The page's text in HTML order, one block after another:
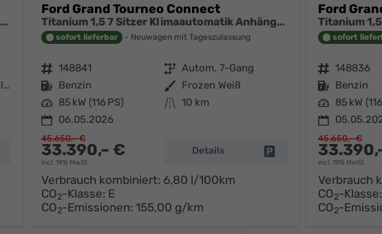
Titanium 1,5 7 Sitzer Klimaautomatik Anhängerkupplung Sitzheizung Einparkhilfe Kamera 17 Zoll Leichtmetall ACC
Graphite Grey metallic
Fahrzeug parken
Ford Grand Tourneo Connect
Titanium 1,5 7 Sitzer Klimaautomatik Anhängerkupplung Sitzheizung Einparkhilfe Kamera 17 Zoll Leichtmetall ACC
sofort lieferbar Neuwagen mit Tageszulassung
Fahrzeugnr. 148841 Getriebe Autom. 7-Gang
Kraftstoff Benzin Außenfarbe Frozen Weiß
Leistung 85 kW (116 PS) Kilometerstand 10 km
06.05.2026
33.390,– €
incl. 19% MwSt.
45.650,– €
Details Fahrzeug parken
Verbrauch kombiniert: 6,80 l/100km
CO2-Klasse: E
CO2-Emissionen: 155,00 g/km
Ford
sofort
Fahrzeugnr. 148836
Kraftstoff Benzin
Leistung 85 kW
incl. 19% MwSt.
45.650,– €
Verbrauch
CO2-Klasse:
CO2-